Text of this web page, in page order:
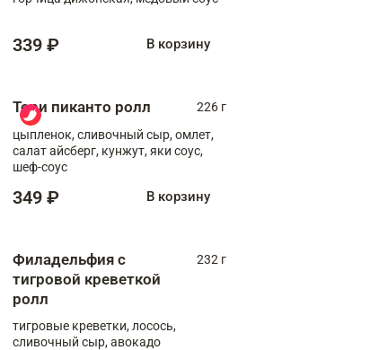
339 ₽ В корзину
Тори пиканто ролл
226 г
цыпленок, сливочный сыр, омлет,
салат айсберг, кунжут, яки соус,
шеф-соус
349 ₽ В корзину
Филадельфия с
тигровой креветкой
ролл
232 г
тигровые креветки, лосось,
сливочный сыр, авокадо